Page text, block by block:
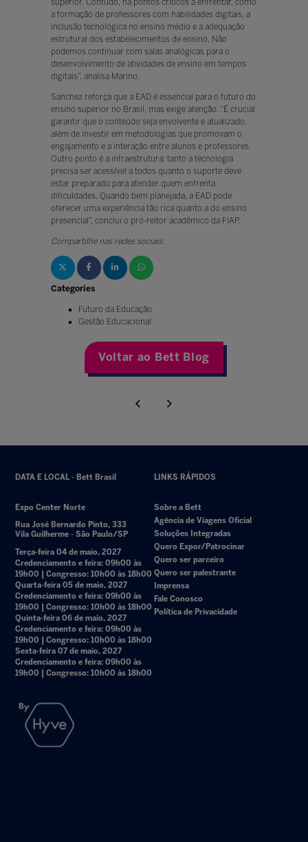
a formação de professores com habilidades digitais, a
inclusão tecnológica no ensino médio e a adequação
estrutural dos estabelecimentos de ensino. Não
podemos continuar com salas analógicas para o
desenvolvimento de atividades de ensino em tempos
digitais”, analisa Marino.
Sanchez reforça que a EAD é essencial para o futuro do
ensino superior no Brasil, mas exige atenção. “É crucial
garantir que o conteúdo seja envolvente e atualizado,
além de investir em metodologias que promovam o
engajamento e a interação entre alunos e professores.
Outro ponto é a infraestrutura: tanto a tecnologia
precisa ser acessível a todos quanto o suporte deve
estar preparado para atender quem enfrenta
dificuldades. Quando bem planejada, a EAD pode
oferecer uma experiência tão rica quanto a do ensino
presencial”, conclui o pró-reitor acadêmico da FIAP.
Compartilhe nas redes sociais:
Categories
Futuro da Educação
Gestão Educacional
Voltar ao Bett Blog
DATA E LOCAL - Bett Brasil
Expo Center Norte
Rua José Bernardo Pinto, 333
Vila Guilherme - São Paulo/SP
Terça-feira 04 de maio, 2027
Credenciamento e feira: 09h00 às
19h00 | Congresso: 10h00 às 18h00
Quarta-feira 05 de maio, 2027
Credenciamento e feira: 09h00 às
19h00 | Congresso: 10h00 às 18h00
Quinta-feira 06 de maio, 2027
Credenciamento e feira: 09h00 às
19h00 | Congresso: 10h00 às 18h00
Sexta-feira 07 de maio, 2027
Credenciamento e feira: 09h00 às
19h00 | Congresso: 10h00 às 18h00
LINKS RÁPIDOS
Sobre a Bett
Agência de Viagens Oficial
Soluções Integradas
Quero Expor/Patrocinar
Quero ser parceiro
Quero ser palestrante
Imprensa
Fale Conosco
Política de Privacidade